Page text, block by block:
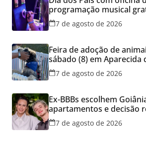
programação musical
Aparecida de Goiânia
7 de agosto de 2026
Feira de adoção de
sábado (8) em Aparecida
7 de agosto de 2026
Ex-BBBs escolhem
apartamentos e decisão
mercado imobiliário da
7 de agosto de 2026